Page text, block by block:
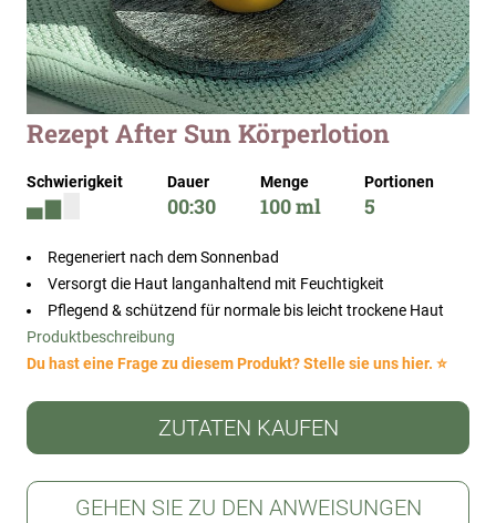
Zum
Anfang
Bildergalerie
springen
Rezept After Sun Körperlotion
Schwierigkeit Dauer
00:30
Menge
100 ml
Portionen
5
Regeneriert nach dem Sonnenbad
Versorgt die Haut langanhaltend mit Feuchtigkeit
Pflegend & schützend für normale bis leicht trockene Haut
Produktbeschreibung
Du hast eine Frage zu diesem Produkt? Stelle sie uns hier. ⭐
ZUTATEN KAUFEN
GEHEN SIE ZU DEN ANWEISUNGEN